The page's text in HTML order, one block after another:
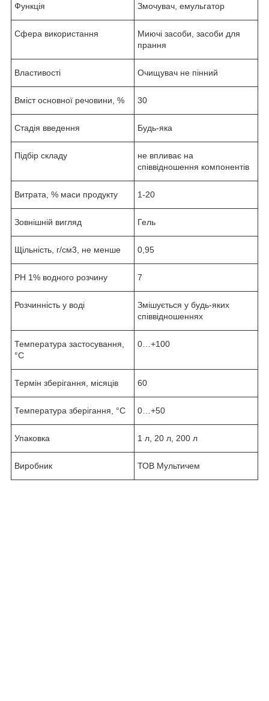
Функція Змочувач, емульгатор
Сфера використання
Миючі засоби, засоби для
прання
Властивості Очищувач не пінний
Вміст основної речовини, % 30
Стадія введення Будь-яка
Підбір складу
не впливає на
співвідношення компонентів
Витрата, % маси продукту 1-20
Зовнішній вигляд Гель
Щільність, г/см3, не менше 0,95
РН 1% водного розчину 7
Розчинність у воді
Змішується у будь-яких
співвідношеннях
Температура застосування,
°С
0…+100
Термін зберігання, місяців 60
Температура зберігання, °С 0…+50
Упаковка 1 л, 20 л, 200 л
Виробник ТОВ Мультичем